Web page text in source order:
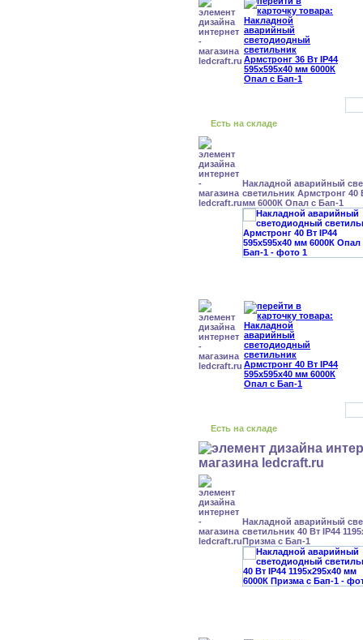
Есть на складе
Накладной аварийный
светильник Армстронг 40
мм 6000К Опал с Бап-1
Есть на складе
Накладной аварийный
светильник 40 Вт IP44
Призма с Бап-1